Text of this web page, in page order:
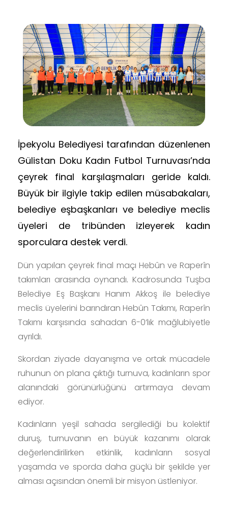
İpekyolu Belediyesi tarafından düzenlenen
Gülistan Doku Kadın Futbol Turnuvası’nda
çeyrek final karşılaşmaları geride kaldı.
Büyük bir ilgiyle takip edilen müsabakaları,
belediye eşbaşkanları ve belediye meclis
üyeleri de tribünden izleyerek kadın
sporculara destek verdi.
Dün yapılan çeyrek final maçı Hebûn ve Raperîn
takımları arasında oynandı. Kadrosunda Tuşba
Belediye Eş Başkanı Hanım Akkoş ile belediye
meclis üyelerini barındıran Hebûn Takımı, Raperîn
Takımı karşısında sahadan 6-0’lık mağlubiyetle
ayrıldı.
Skordan ziyade dayanışma ve ortak mücadele
ruhunun ön plana çıktığı turnuva, kadınların spor
alanındaki görünürlüğünü artırmaya devam
ediyor.
Kadınların yeşil sahada sergilediği bu kolektif
duruş, turnuvanın en büyük kazanımı olarak
değerlendirilirken etkinlik, kadınların sosyal
yaşamda ve sporda daha güçlü bir şekilde yer
alması açısından önemli bir misyon üstleniyor.